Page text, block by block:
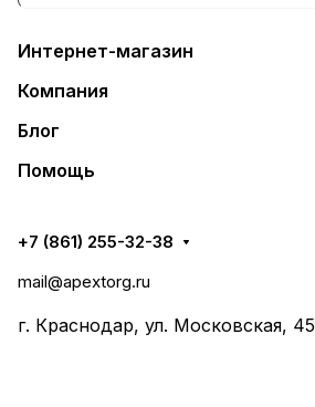
Интернет-магазин
Компания
Блог
Помощь
+7 (861) 255-32-38
mail@apextorg.ru
г. Краснодар, ул. Московская, 45